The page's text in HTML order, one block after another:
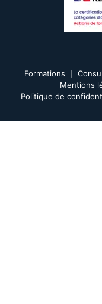
Formations
Mentions
Politique de